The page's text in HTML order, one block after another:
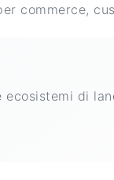
commerce,
di